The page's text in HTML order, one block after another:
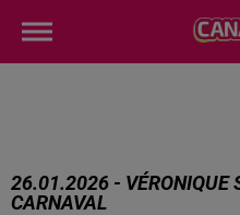
26.01.2026 - VÉRONIQUE
CARNAVAL